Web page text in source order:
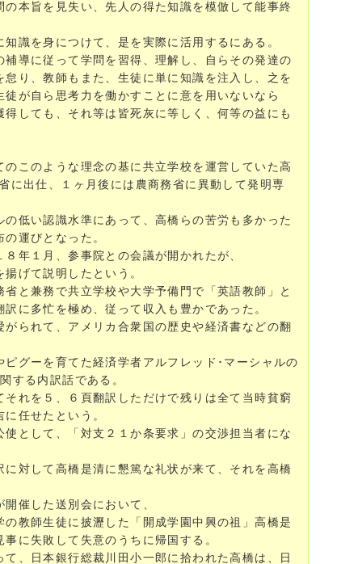
本旨を見失い、先人の得た知識を模倣して能事終
識を身につけて、是を実際に活用するにある。
導に従って学問を習得、理解し、自らその発達の
り、教師もまた、生徒に単に知識を注入し、之を
が自ら思考力を働かすことに意を用いないなら
しても、それ等は皆死灰に等しく、何等の益にも
このような理念の基に共立学校を運営していた高
に出仕、１ヶ月後には農商務省に異動して発明専
低い認識水準にあって、高橋らの苦労も多かった
運びとなった。
年１月、参事院との会議が開かれたが、
げて説明したという。
と兼務で共立学校や大学予備門で「英語教師」と
に多忙を極め、従って収入も豊かであった。
られて、アメリカ合衆国の歴史や経済書などの翻
グーを育てた経済学者アルフレッド･マーシャルの
する内訳話である。
れを５、６頁翻訳しただけで残りは全て当時貧窮
任せたという。
として、「対支２１か条要求」の交渉担当者にな
対して高橋是清に懇篤な礼状が来て、それを高橋
催した送別会において、
教師生徒に披瀝した「開成学園中興の祖」高橋是
に失敗して失意のうちに帰国する。
、日本銀行総裁川田小一郎に拾われた高橋は、日